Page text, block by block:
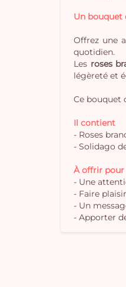
Un bouquet
Offrez une
quotidien.
Les roses
légèreté et
Ce bouquet
Il contient
- Roses
- Solidago
À offrir pour
- Une
- Faire
- Un
- Apporter